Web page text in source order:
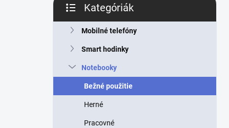
d
p
átugrása
Kategóriák
Mobilné telefóny
Smart hodinky
Notebooky
Bežné použitie
Herné
Pracovné